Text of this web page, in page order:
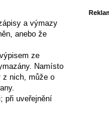
a výmazy
anebo že
ze
Namísto
z nich, může o
při uveřejnění